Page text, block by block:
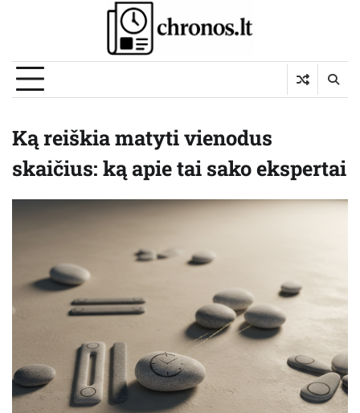
Ką reiškia matyti vienodus
skaičius: ką apie tai sako ekspertai